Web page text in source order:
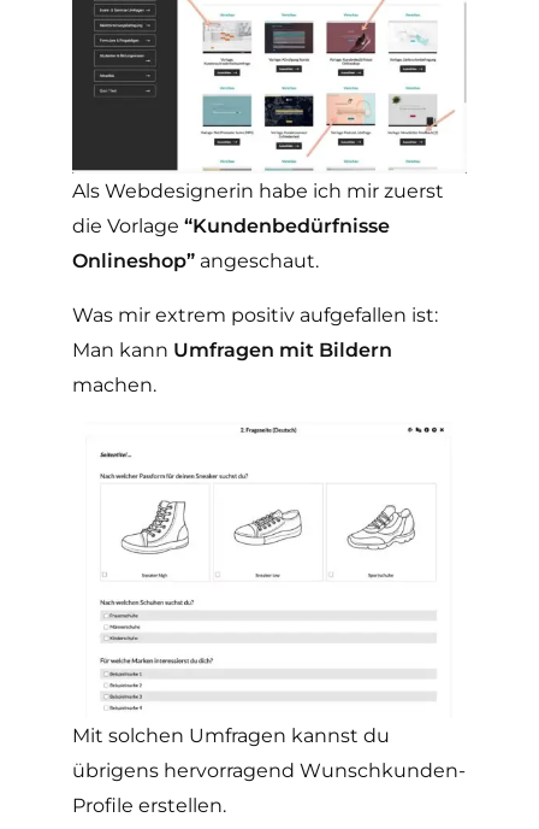
Als Webdesignerin habe ich mir zuerst
die Vorlage “Kundenbedürfnisse
Onlineshop” angeschaut.
Was mir extrem positiv aufgefallen ist:
Man kann Umfragen mit Bildern
machen.
Mit solchen Umfragen kannst du
übrigens hervorragend Wunschkunden-
Profile erstellen.